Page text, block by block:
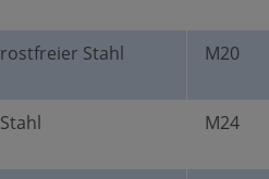
rostfreier Stahl M20
Stahl M24